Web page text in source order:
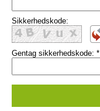
Sikkerhedskode:
Gentag sikkerhedskode: *